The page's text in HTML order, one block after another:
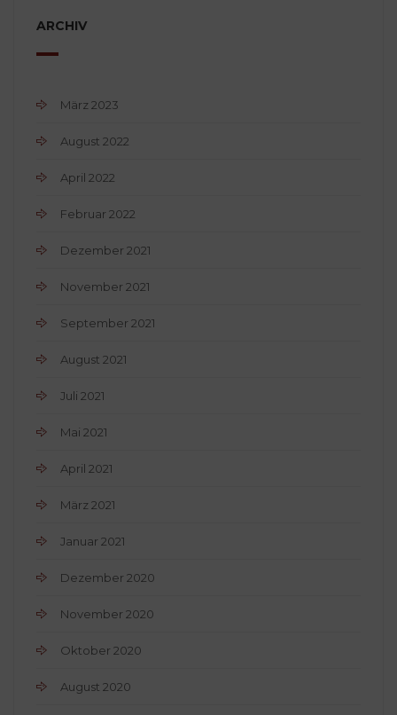
ARCHIV
März 2023
August 2022
April 2022
Februar 2022
Dezember 2021
November 2021
September 2021
August 2021
Juli 2021
Mai 2021
April 2021
März 2021
Januar 2021
Dezember 2020
November 2020
Oktober 2020
August 2020